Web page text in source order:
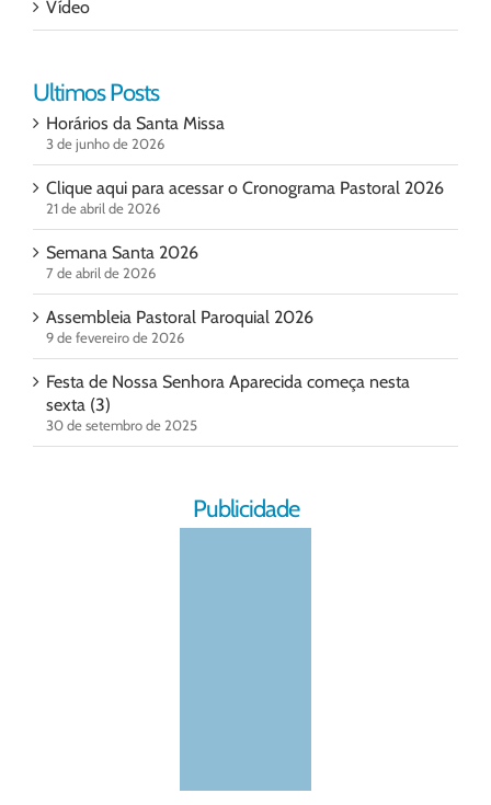
Vídeo
Ultimos Posts
Horários da Santa Missa
3 de junho de 2026
Clique aqui para acessar o Cronograma Pastoral 2026
21 de abril de 2026
Semana Santa 2026
7 de abril de 2026
Assembleia Pastoral Paroquial 2026
9 de fevereiro de 2026
Festa de Nossa Senhora Aparecida começa nesta
sexta (3)
30 de setembro de 2025
Publicidade